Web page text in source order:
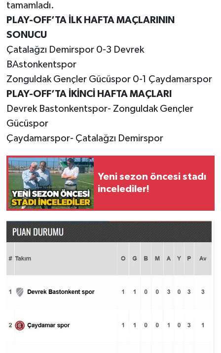
tamamladı.
PLAY-OFF’TA İLK HAFTA MAÇLARININ
SONUCU
Çatalağzı Demirspor 0-3 Devrek
BAstonkentspor
Zonguldak Gençler Gücüspor 0-1 Çaydamarspor
PLAY-OFF’TA İKİNCİ HAFTA MAÇLARI
Devrek Bastonkentspor- Zonguldak Gençler
Gücüspor
Çaydamarspor- Çatalağzı Demirspor
Yeni sezon öncesi stadı
incelediler!
Kilimli
Kültür - Sanat
MAGAZİN
Politika
Resmi İlan
Röportaj
Sağlık
SİYASET
Spor
Ulusal
Yaşam